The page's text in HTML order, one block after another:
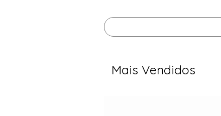
Mais Vendidos